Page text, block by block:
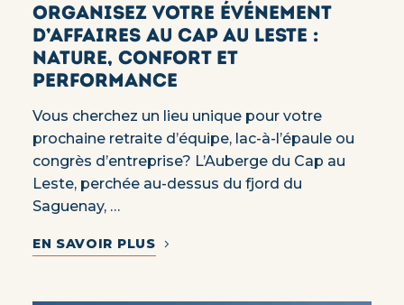
Organisez votre événement
d’affaires au Cap au Leste :
nature, confort et
performance
Vous cherchez un lieu unique pour votre
prochaine retraite d’équipe, lac-à-l’épaule ou
congrès d’entreprise? L’Auberge du Cap au
Leste, perchée au-dessus du fjord du
Saguenay, …
EN SAVOIR PLUS